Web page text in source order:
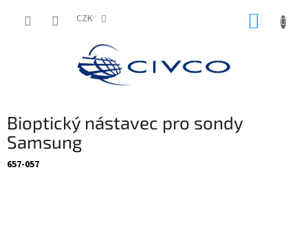
CZK
Bioptický nástavec pro sondy
Samsung
657-057